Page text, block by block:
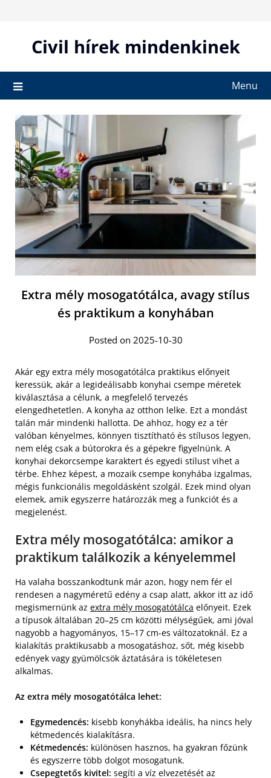
contentCivil hírek mindenkinek
Menu
Extra mély mosogatótálca, avagy stílus
és praktikum a konyhában
Posted on 2025-10-30
Akár egy extra mély mosogatótálca praktikus előnyeit
keressük, akár a legideálisabb konyhai csempe méretek
kiválasztása a célunk, a megfelelő tervezés
elengedhetetlen. A konyha az otthon lelke. Ezt a mondást
talán már mindenki hallotta. De ahhoz, hogy ez a tér
valóban kényelmes, könnyen tisztítható és stílusos legyen,
nem elég csak a bútorokra és a gépekre figyelnünk. A
konyhai dekorcsempe karaktert és egyedi stílust vihet a
térbe. Ehhez képest, a mozaik csempe konyhába izgalmas,
mégis funkcionális megoldásként szolgál. Ezek mind olyan
elemek, amik egyszerre határozzák meg a funkciót és a
megjelenést.
Extra mély mosogatótálca: amikor a
praktikum találkozik a kényelemmel
Ha valaha bosszankodtunk már azon, hogy nem fér el
rendesen a nagyméretű edény a csap alatt, akkor itt az idő
megismernünk az extra mély mosogatótálca előnyeit. Ezek
a típusok általában 20–25 cm közötti mélységűek, ami jóval
nagyobb a hagyományos, 15–17 cm-es változatoknál. Ez a
kialakítás praktikusabb a mosogatáshoz, sőt, még kisebb
edények vagy gyümölcsök áztatására is tökéletesen
alkalmas.
Az extra mély mosogatótálca lehet:
Egymedencés: kisebb konyhákba ideális, ha nincs hely
kétmedencés kialakításra.
Kétmedencés: különösen hasznos, ha gyakran főzünk
és egyszerre több dolgot mosogatunk.
Csepegtetős kivitel: segíti a víz elvezetését az